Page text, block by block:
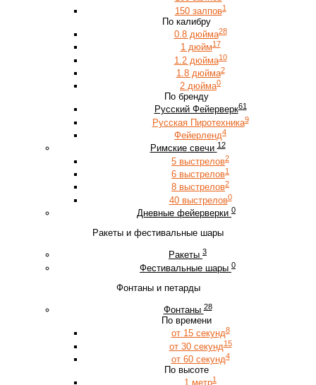
150 залпов1
По калибру
0.8 дюйма28
1 дюйм17
1.2 дюйма10
1.8 дюйма2
2 дюйма0
По бренду
Русский Фейерверк61
Русская Пиротехника9
Фейерленд4
Римские свечи 12
5 выстрелов2
6 выстрелов1
8 выстрелов2
40 выстрелов0
Дневные фейерверки 0
Ракеты и фестивальные шары
Ракеты 3
Фестивальные шары 0
Фонтаны и петарды
Фонтаны 28
По времени
от 15 секунд8
от 30 секунд15
от 60 секунд4
По высоте
1 метр1